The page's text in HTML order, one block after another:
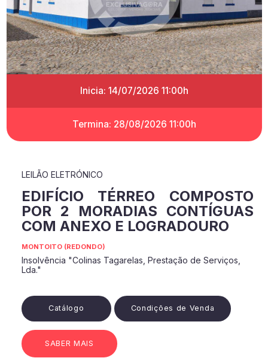
Inicia: 14/07/2026 11:00h
Termina: 28/08/2026 11:00h
LEILÃO ELETRÓNICO
EDIFÍCIO TÉRREO COMPOSTO
POR 2 MORADIAS CONTÍGUAS
COM ANEXO E LOGRADOURO
MONTOITO (REDONDO)
Insolvência "Colinas Tagarelas, Prestação de Serviços,
Lda."
Catálogo Condições de Venda
SABER MAIS